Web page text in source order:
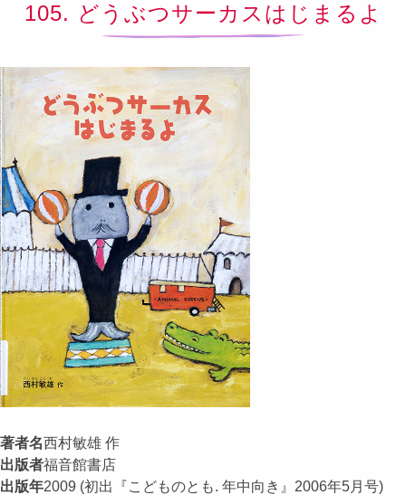
105. どうぶつサーカスはじまるよ
著者名西村敏雄 作
出版者福音館書店
出版年2009 (初出『こどものとも. 年中向き』2006年5月号)